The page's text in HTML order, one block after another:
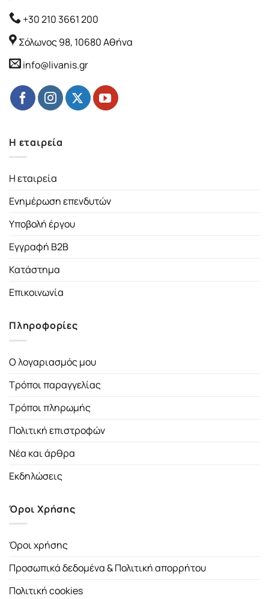
+30 210 3661 200
Σόλωνος 98, 10680 Αθήνα
info@livanis.gr
Η εταιρεία
Η εταιρεία
Ενημέρωση επενδυτών
Υποβολή έργου
Εγγραφή B2B
Κατάστημα
Επικοινωνία
Πληροφορίες
Ο λογαριασμός μου
Τρόποι παραγγελίας
Τρόποι πληρωμής
Πολιτική επιστροφών
Νέα και άρθρα
Εκδηλώσεις
Όροι Χρήσης
Όροι χρήσης
Προσωπικά δεδομένα & Πολιτική απορρήτου
Πολιτική cookies